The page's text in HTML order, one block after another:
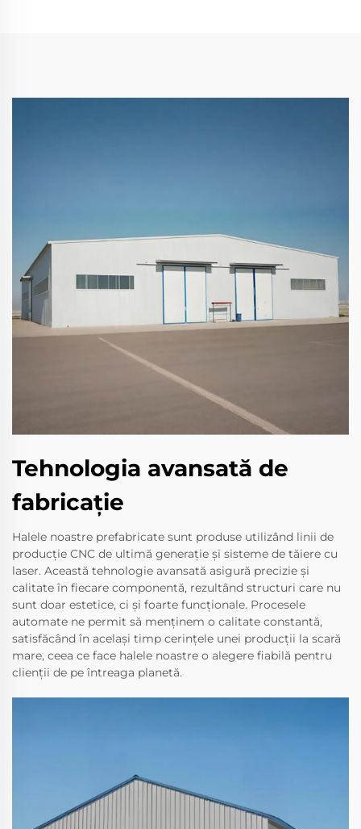
Tehnologia avansată de
fabricaţie
Halele noastre prefabricate sunt produse utilizând linii de
producție CNC de ultimă generație și sisteme de tăiere cu
laser. Această tehnologie avansată asigură precizie și
calitate în fiecare componentă, rezultând structuri care nu
sunt doar estetice, ci și foarte funcționale. Procesele
automate ne permit să menținem o calitate constantă,
satisfăcând în același timp cerințele unei producții la scară
mare, ceea ce face halele noastre o alegere fiabilă pentru
clienții de pe întreaga planetă.